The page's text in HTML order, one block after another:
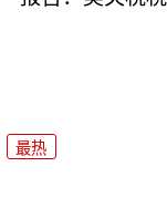
最热